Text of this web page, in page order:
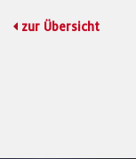
zur Übersicht